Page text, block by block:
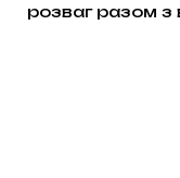
розваг разом